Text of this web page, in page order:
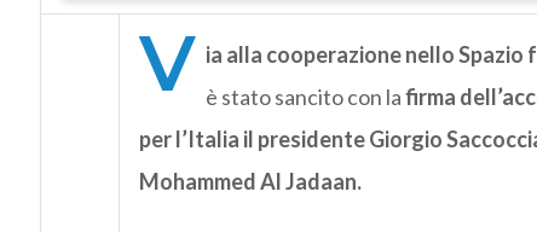
V ia alla cooperazione nello Spazio
è stato sancito con lafirma
per l’Italia il presidente Giorgio
Mohammed Al Jadaan.